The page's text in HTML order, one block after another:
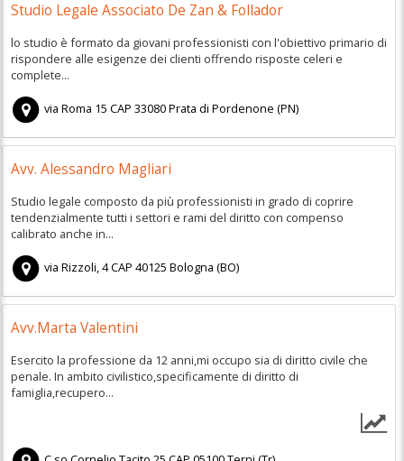
Studio Legale Associato De Zan & Follador
lo studio è formato da giovani professionisti con l'obiettivo primario di
rispondere alle esigenze dei clienti offrendo risposte celeri e
complete...
via Roma 15 CAP33080Prata di Pordenone (PN)
Avv. Alessandro Magliari
Studio legale composto da più professionisti in grado di coprire
tendenzialmente tutti i settori e rami del diritto con compenso
calibrato anche in...
via Rizzoli, 4CAP40125 Bologna (BO)
Avv.Marta Valentini
Esercito la professione da 12 anni,mi occupo sia di diritto civile che
penale. In ambito civilistico,specificamente di diritto di
famiglia,recupero...